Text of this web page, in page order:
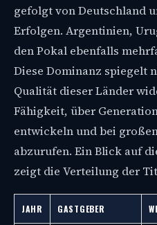
gefolgt von Deutschland
Erfolgen. Argentinien,
den Pokal ebenfalls
Diese Dominanz spiegelt
Qualität dieser Länder
Fähigkeit, über
entwickeln und bei
abzurufen. Ein Blick auf
zeigt die Verteilung der
JAHR GASTGEBER